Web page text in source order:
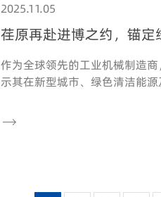
2025.11.05
荏原再赴进博之约，锚定
作为全球领先的工业机械制造
示其在新型城市、绿色清洁能
